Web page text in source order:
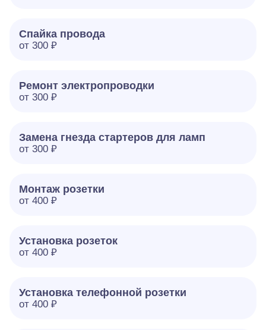
Спайка провода
от 300 ₽
Ремонт электропроводки
от 300 ₽
Замена гнезда стартеров для ламп
от 300 ₽
Монтаж розетки
от 400 ₽
Установка розеток
от 400 ₽
Установка телефонной розетки
от 400 ₽